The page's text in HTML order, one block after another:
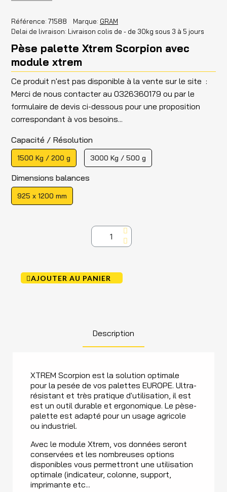
Référence 71588 Marque GRAM
Delai de livraison Livraison colis de - de 30kg sous 3 à 5 jours
Pèse palette Xtrem Scorpion avec
module xtrem
Ce produit n'est pas disponible à la vente sur le site :
Merci de nous contacter au 0326360179 ou par le
formulaire de devis ci-dessous pour une proposition
correspondant à vos besoins...
Capacité / Résolution
1500 Kg / 200 g 3000 Kg / 500 g
Dimensions balances
925 x 1200 mm
AJOUTER AU PANIER
Description
XTREM Scorpion est la solution optimale
pour la pesée de vos palettes EUROPE. Ultra-
résistant et très pratique d'utilisation, il est
est un outil durable et ergonomique. Le pèse-
palette est adapté pour un usage agricole
ou industriel.
Avec le module Xtrem, vos données seront
conservées et les nombreuses options
disponibles vous permettront une utilisation
optimale (indicateur, colonne, support,
imprimante etc...